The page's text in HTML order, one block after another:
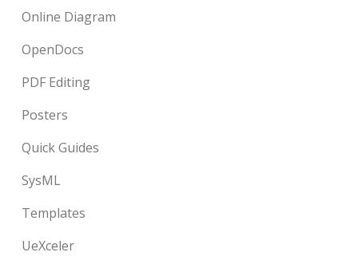
Online Diagram
OpenDocs
PDF Editing
Posters
Quick Guides
SysML
Templates
UeXceler